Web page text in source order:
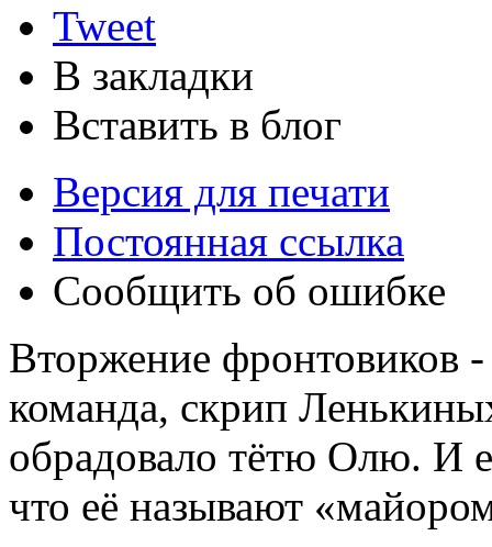
Tweet
В закладки
Вставить в блог
Версия для печати
Постоянная ссылка
Сообщить об ошибке
Вторжение фронтовиков
команда, скрип
обрадовало тётю Олю. И
что её называют